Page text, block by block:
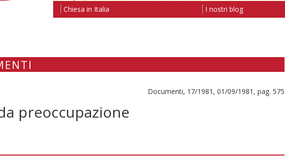
Chiesa in Italia I nostri blog
Documenti, 17/1981, 01/09/1981, pag. 575
preoccupazione